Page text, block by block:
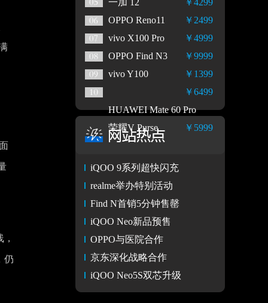
仍
￥4299
一加 12
￥2499
OPPO Reno11
￥4999
vivo X100 Pro
￥9999
OPPO Find N3
￥1399
vivo Y100
￥6499
HUAWEI Mate 60 Pro
￥5999
荣耀V Purse
iQOO 9系列超快闪充
realme举办特别活动
Find N首销5分钟售罄
iQOO Neo新品预售
OPPO与医院合作
京东深化战略合作
iQOO Neo5S双芯升级